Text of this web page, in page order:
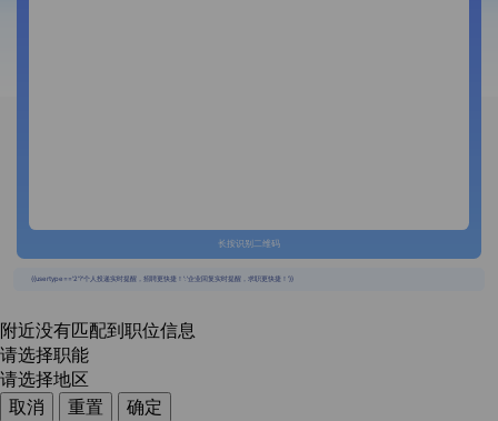
长按识别二维码
{{usertype=='2'?'个人投递实时提醒，招聘更快捷！':'企业回复实时提醒，求职更快捷！'}}
附近没有匹配到职位信息
请选择职能
请选择地区
取消
重置
确定